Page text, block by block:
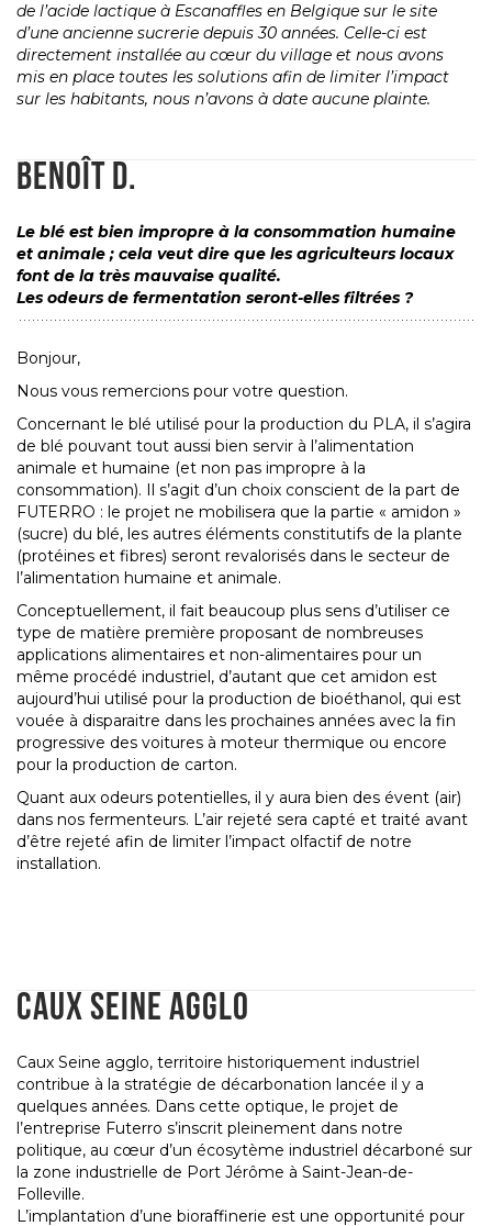
de l’acide lactique à Escanaffles en Belgique sur le site
d’une ancienne sucrerie depuis 30 années. Celle-ci est
directement installée au cœur du village et nous avons
mis en place toutes les solutions afin de limiter l’impact
sur les habitants, nous n’avons à date aucune plainte.
BENOÎT D.
Le blé est bien impropre à la consommation humaine
et animale ; cela veut dire que les agriculteurs locaux
font de la très mauvaise qualité.
Les odeurs de fermentation seront-elles filtrées ?
Bonjour,
Nous vous remercions pour votre question.
Concernant le blé utilisé pour la production du PLA, il s’agira
de blé pouvant tout aussi bien servir à l’alimentation
animale et humaine (et non pas impropre à la
consommation). Il s’agit d’un choix conscient de la part de
FUTERRO : le projet ne mobilisera que la partie « amidon »
(sucre) du blé, les autres éléments constitutifs de la plante
(protéines et fibres) seront revalorisés dans le secteur de
l’alimentation humaine et animale.
Conceptuellement, il fait beaucoup plus sens d’utiliser ce
type de matière première proposant de nombreuses
applications alimentaires et non-alimentaires pour un
même procédé industriel, d’autant que cet amidon est
aujourd’hui utilisé pour la production de bioéthanol, qui est
vouée à disparaitre dans les prochaines années avec la fin
progressive des voitures à moteur thermique ou encore
pour la production de carton.
Quant aux odeurs potentielles, il y aura bien des évent (air)
dans nos fermenteurs. L’air rejeté sera capté et traité avant
d’être rejeté afin de limiter l’impact olfactif de notre
installation.
CAUX SEINE AGGLO
Caux Seine agglo, territoire historiquement industriel
contribue à la stratégie de décarbonation lancée il y a
quelques années. Dans cette optique, le projet de
l’entreprise Futerro s’inscrit pleinement dans notre
politique, au cœur d’un écosytème industriel décarboné sur
la zone industrielle de Port Jérôme à Saint-Jean-de-
Folleville.
L’implantation d’une bioraffinerie est une opportunité pour